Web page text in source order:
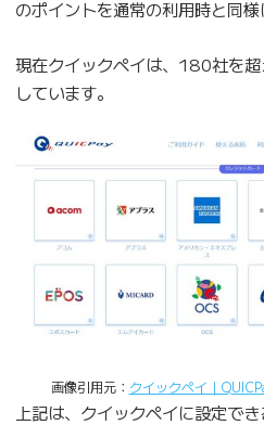
のポイントを通常の利用時と同様
現在クイックペイは、180社を
しています。
画像引用元： クイックペイ｜
上記は、クイックペイに設定でき